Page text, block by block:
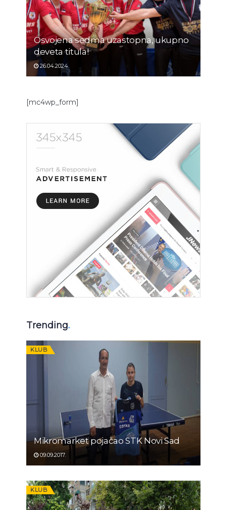
Osvojena sedma uzastopna, ukupno
deveta titula!
26.04.2024.
[mc4wp_form]
Trending.
KLUB
Mikromarket pojačao STK Novi Sad
09.09.2017.
KLUB